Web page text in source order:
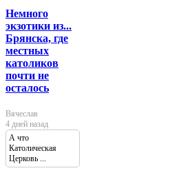
Немного
экзотики из...
Брянска, где
местных
католиков
почти не
осталось
Вячеслав
4 дней назад
А что
Католическая
Церковь ...